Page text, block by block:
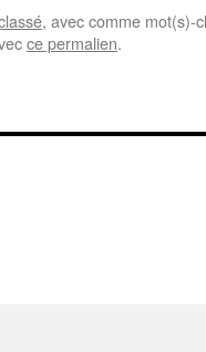
, avec comme mot(s)-
ce permalien.